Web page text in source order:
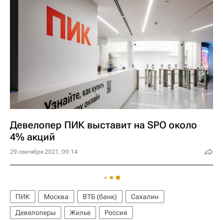
Девелопер ПИК выставит на SPO около
4% акций
29 сентября 2021, 09:14
ПИК Москва ВТБ (банк)
Сахалин
Девелоперы
Жилье Россия